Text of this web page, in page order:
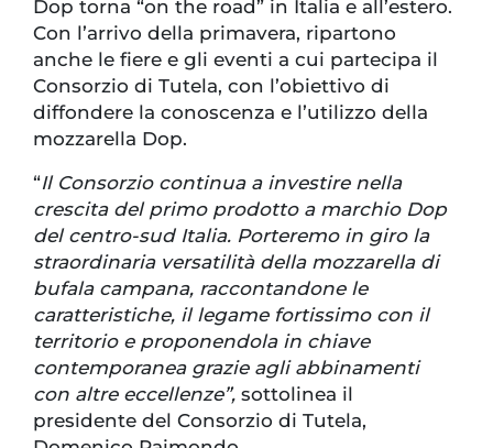
Dop torna “on the road” in Italia e all’estero.
Con l’arrivo della primavera, ripartono
anche le fiere e gli eventi a cui partecipa il
Consorzio di Tutela, con l’obiettivo di
diffondere la conoscenza e l’utilizzo della
mozzarella Dop.
“Il Consorzio continua a investire nella
crescita del primo prodotto a marchio Dop
del centro-sud Italia. Porteremo in giro la
straordinaria versatilità della mozzarella di
bufala campana, raccontandone le
caratteristiche, il legame fortissimo con il
territorio e proponendola in chiave
contemporanea grazie agli abbinamenti
con altre eccellenze”, sottolinea il
presidente del Consorzio di Tutela,